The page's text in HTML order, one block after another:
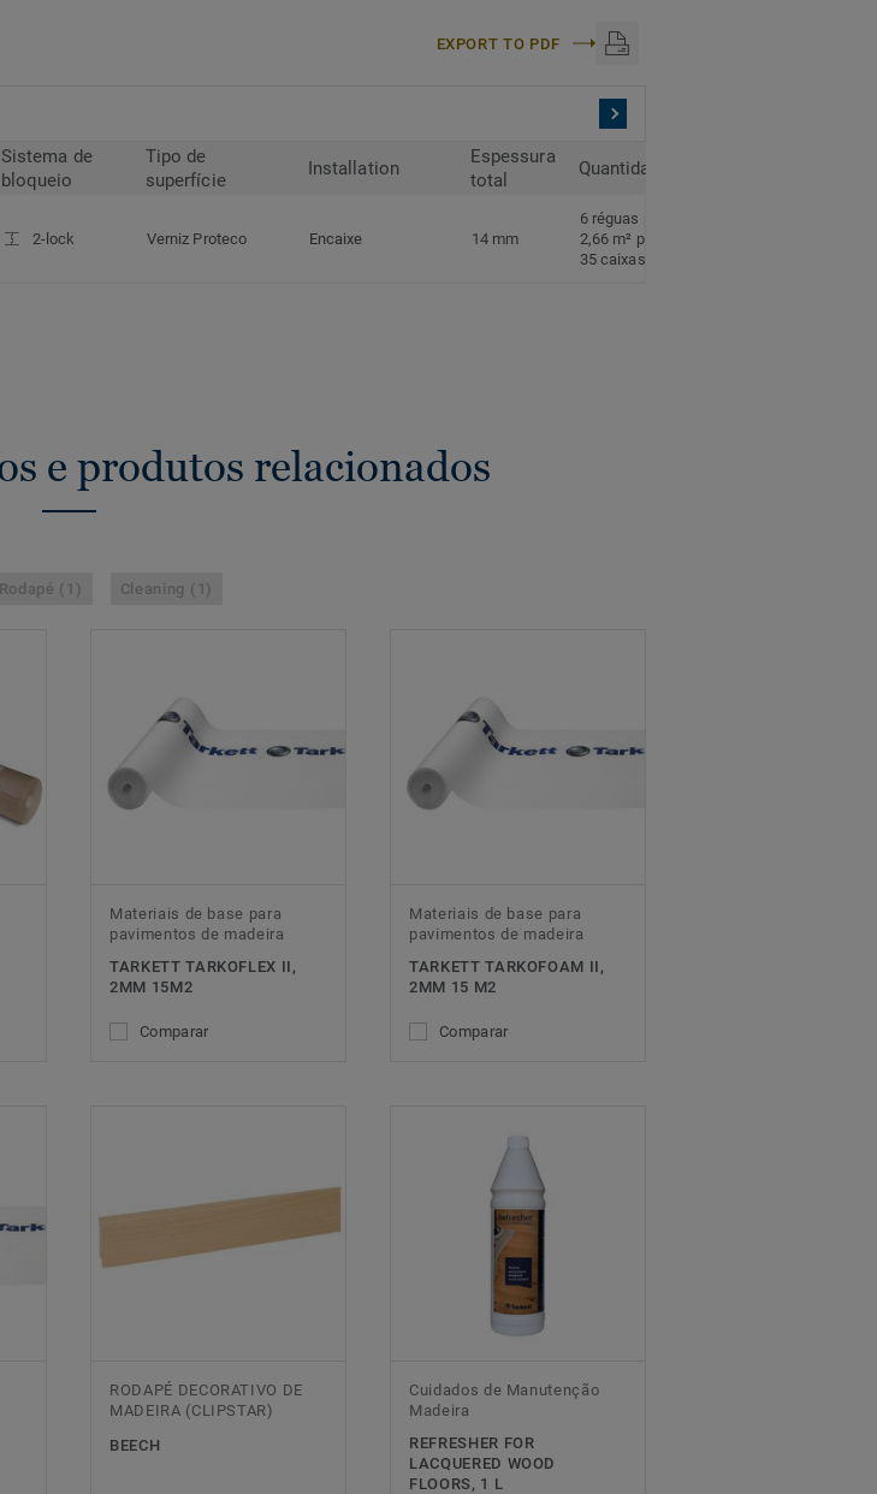
EXPORT TO PDF
Sistema de
bloqueio
Tipo de
superfície
Installation
Espessura
total
Quantidade
2-lock Verniz Proteco Encaixe 14 mm
6 réguas por caixa
2,66 m² por caixa
35 caixas por palete
e produtos relacionados
Rodapé (1) Cleaning (1)
Materiais de base para
pavimentos de madeira
TARKETT TARKOFLEX II,
2MM 15M2
Comparar
Materiais de base para
pavimentos de madeira
TARKETT TARKOFOAM II,
2MM 15 M2
Comparar
RODAPÉ DECORATIVO DE
MADEIRA (CLIPSTAR)
BEECH
Cuidados de Manutenção
Madeira
REFRESHER FOR
LACQUERED WOOD
FLOORS, 1 L